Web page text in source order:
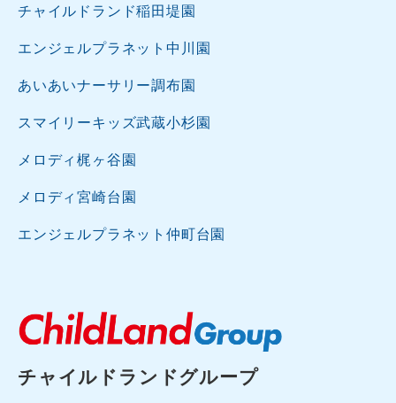
チャイルドランド稲田堤園
エンジェルプラネット中川園
あいあいナーサリー調布園
スマイリーキッズ武蔵小杉園
メロディ梶ヶ谷園
メロディ宮崎台園
エンジェルプラネット仲町台園
チャイルドランドグループ